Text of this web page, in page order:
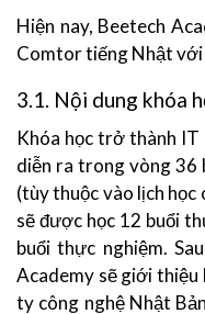
Hiện nay, Beetech
Comtor tiếng Nhật với
3.1. Nội dung khóa
Khóa học trở thành
diễn ra trong vòng
(tùy thuộc vào lịch học
sẽ được học 12 buổi
buổi thực nghiệm.
Academy sẽ giới
ty công nghệ Nhật